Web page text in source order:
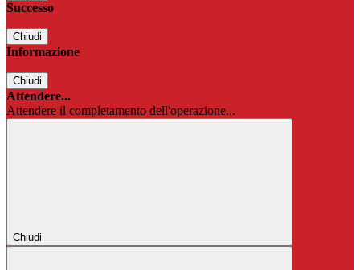
Successo
Chiudi
Informazione
Chiudi
Attendere...
Attendere il completamento dell'operazione...
Chiudi